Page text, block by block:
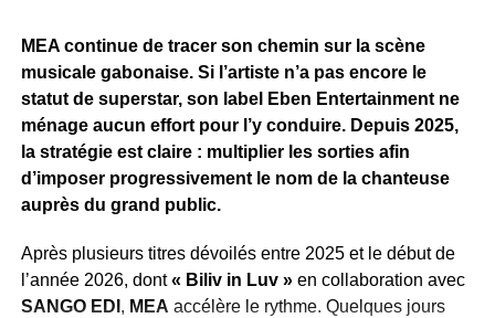
Pour porter « Longue Vie »
, Zang a annoncé une
campagne de promotion articulée autour de sept clips,
« Bombarder »
ouvre la marche. Une stratégie qui
traduit l’ambition de faire de cet album l’un des projets
marquants de la scène urbaine gabonaise en 2026.
WhatsApp
Facebook
X Telegram
Email
>>
MEA continue de tracer son chemin sur la scène
musicale gabonaise. Si l’artiste n’a pas encore le
statut de superstar, son label Eben Entertainment ne
ménage aucun effort pour l’y conduire. Depuis 2025,
la stratégie est claire : multiplier les sorties afin
d’imposer progressivement le nom de la chanteuse
auprès du grand public.
Après plusieurs titres dévoilés entre 2025 et le début de
l’année 2026, dont« Biliv in Luv »en collaboration avec
SANGO EDI, MEA accélère le rythme. Quelques jours